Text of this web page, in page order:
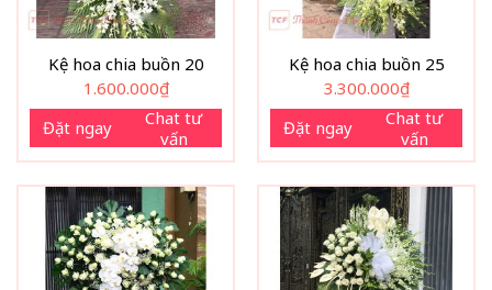
Kệ hoa chia buồn 20
1.600.000₫
Đặt ngay
Chat tư
vấn
Kệ hoa chia buồn 25
3.300.000₫
Đặt ngay
Chat tư
vấn